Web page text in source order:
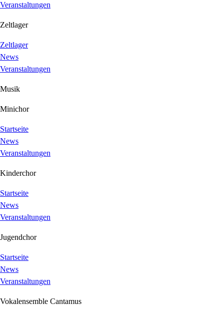
Veranstaltungen
Zeltlager
Zeltlager
News
Veranstaltungen
Musik
Minichor
Startseite
News
Veranstaltungen
Kinderchor
Startseite
News
Veranstaltungen
Jugendchor
Startseite
News
Veranstaltungen
Vokalensemble Cantamus